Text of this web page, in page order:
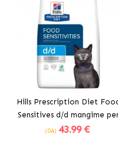
Hills Prescription Diet
Sensitives d/d mangime
gatti
(DA) 43.99 €